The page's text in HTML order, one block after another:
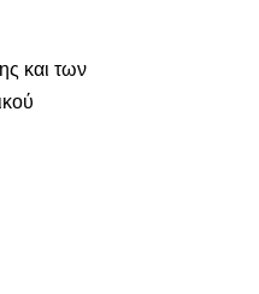
και των